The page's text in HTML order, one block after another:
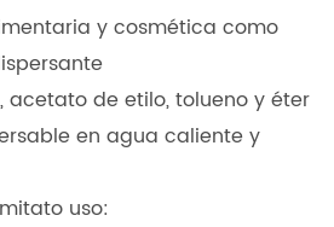
y cosmética como
acetato de etilo, tolueno y éter
en agua caliente y
uso: